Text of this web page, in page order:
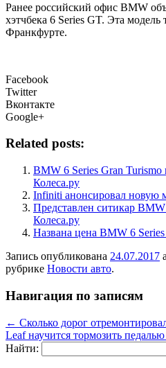
Ранее российский офис BMW
хэтчбека 6 Series GT. Эта
Франкфурте.
Facebook
Twitter
Вконтакте
Google+
Related posts:
BMW 6 Series Gran
Колеса.ру
Infiniti анонсировал новую
Представлен ситикар
Колеса.ру
Названа цена BMW 6
Запись опубликована 24.07.2017
рубрике Новости авто.
Навигация по записям
← Сколько дорог
Leaf научится тормозить педалью
Найти: